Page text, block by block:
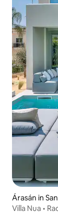
Árasán in
Villa Nua •